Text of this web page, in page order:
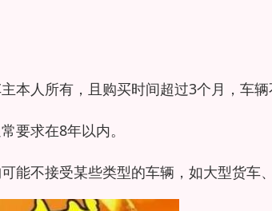
本人所有，且购买时间超过3个月，车
要求在8年以内。
能不接受某些类型的车辆，如大型货车、